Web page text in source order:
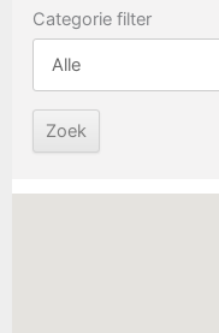
Categorie filter